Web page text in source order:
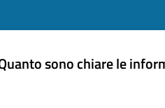
sono chiare le